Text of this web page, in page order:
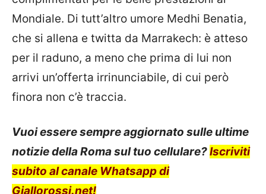
Mondiale. Di tutt’altro umore Medhi Benatia,
che si allena e twitta da Marrakech: è atteso
per il raduno, a meno che prima di lui non
arrivi un’offerta irrinunciabile, di cui però
finora non c’è traccia.
Vuoi essere sempre aggiornato sulle ultime
notizie della Roma sul tuo cellulare?Iscriviti
subito al canale Whatsapp di
Giallorossi.net!